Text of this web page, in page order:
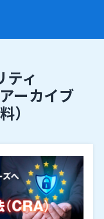
ティ
ーカイブ
）